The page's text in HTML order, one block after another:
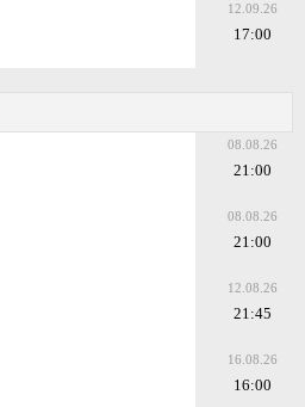
12.09.26
17:00
08.08.26
21:00
08.08.26
21:00
12.08.26
21:45
16.08.26
16:00